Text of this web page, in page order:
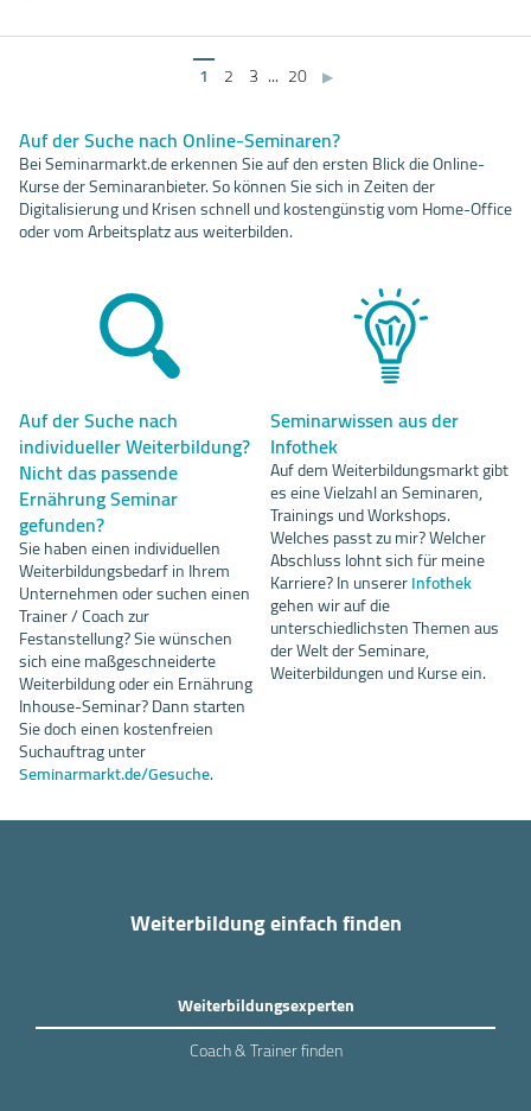
1 2 3 ... 20 ▶
Auf der Suche nach Online-Seminaren?
Bei Seminarmarkt.de erkennen Sie auf den ersten Blick die Online-
Kurse der Seminaranbieter. So können Sie sich in Zeiten der
Digitalisierung und Krisen schnell und kostengünstig vom Home-Office
oder vom Arbeitsplatz aus weiterbilden.
Auf der Suche nach
individueller Weiterbildung?
Nicht das passende
Ernährung Seminar
gefunden?
Sie haben einen individuellen
Weiterbildungsbedarf in Ihrem
Unternehmen oder suchen einen
Trainer / Coach zur
Festanstellung? Sie wünschen
sich eine maßgeschneiderte
Weiterbildung oder ein Ernährung
Inhouse-Seminar? Dann starten
Sie doch einen kostenfreien
Suchauftrag unter
Seminarmarkt.de/Gesuche.
Seminarwissen aus der
Infothek
Auf dem Weiterbildungsmarkt gibt
es eine Vielzahl an Seminaren,
Trainings und Workshops.
Welches passt zu mir? Welcher
Abschluss lohnt sich für meine
Karriere? In unsererInfothek
gehen wir auf die
unterschiedlichsten Themen aus
der Welt der Seminare,
Weiterbildungen und Kurse ein.
Weiterbildung einfach finden
Weiterbildungsexperten
Coach & Trainer finden